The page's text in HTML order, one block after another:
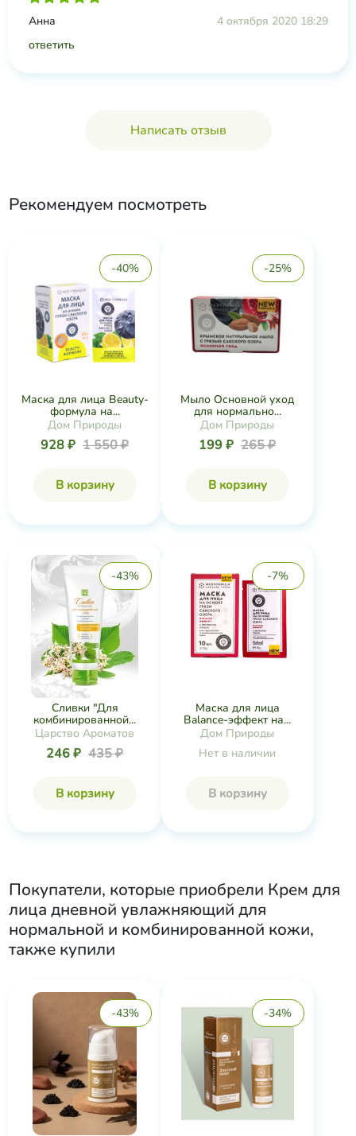
Анна
4 октября 2020 18:29
ответить
Написать отзыв
Рекомендуем посмотреть
-40%
Маска для лица Beauty-
формула на...
Дом Природы
928 ₽ 1 550 ₽
В корзину
-25%
Мыло Основной уход
для нормально...
Дом Природы
199 ₽ 265 ₽
В корзину
-43%
Сливки "Для
комбинированной...
Царство Ароматов
246 ₽ 435 ₽
В корзину
-7%
Маска для лица
Balance-эффект на...
Дом Природы
Нет в наличии
В корзину
Покупатели, которые приобрели Крем для
лица дневной увлажняющий для
нормальной и комбинированной кожи,
также купили
-43% -34%